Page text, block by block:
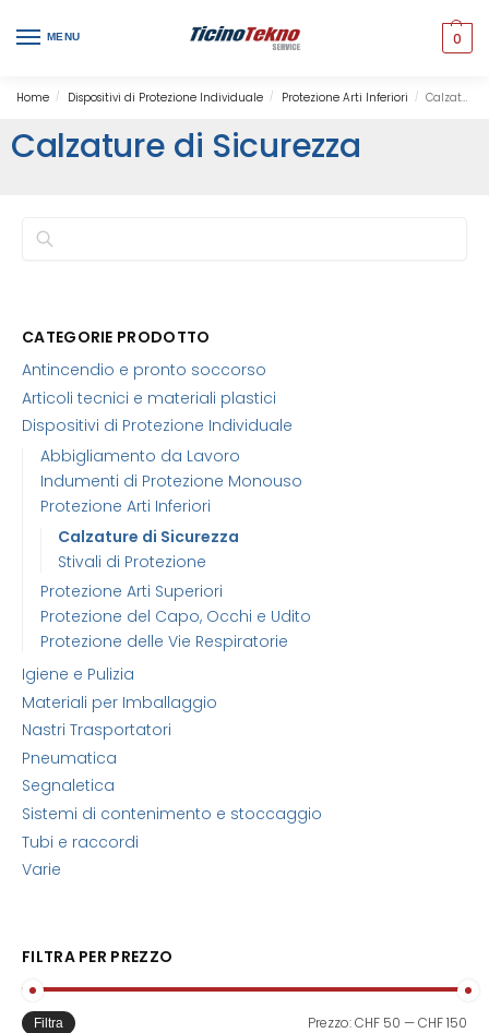
MENU 0
Home / Dispositivi di Protezione Individuale / Protezione Arti Inferiori / Calzature di Sicurezza
Calzature di Sicurezza
CATEGORIE PRODOTTO
Antincendio e pronto soccorso
Articoli tecnici e materiali plastici
Dispositivi di Protezione Individuale
Abbigliamento da Lavoro
Indumenti di Protezione Monouso
Protezione Arti Inferiori
Calzature di Sicurezza
Stivali di Protezione
Protezione Arti Superiori
Protezione del Capo, Occhi e Udito
Protezione delle Vie Respiratorie
Igiene e Pulizia
Materiali per Imballaggio
Nastri Trasportatori
Pneumatica
Segnaletica
Sistemi di contenimento e stoccaggio
Tubi e raccordi
Varie
FILTRA PER PREZZO
Filtra Prezzo:CHF 50 —CHF 150